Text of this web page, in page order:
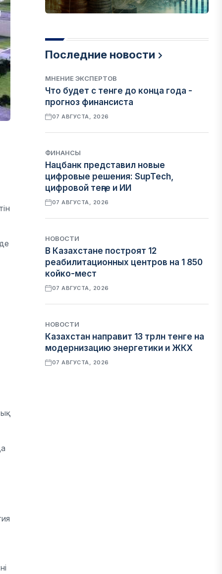
Последние новости
МНЕНИЕ ЭКСПЕРТОВ
Что будет с тенге до конца года -
прогноз финансиста
07 АВГУСТА, 2026
ФИНАНСЫ
Нацбанк представил новые
цифровые решения: SupTech,
цифровой теңге и ИИ
07 АВГУСТА, 2026
НОВОСТИ
В Казахстане построят 12
реабилитационных центров на 1 850
койко-мест
07 АВГУСТА, 2026
НОВОСТИ
Казахстан направит 13 трлн тенге на
модернизацию энергетики и ЖКХ
07 АВГУСТА, 2026